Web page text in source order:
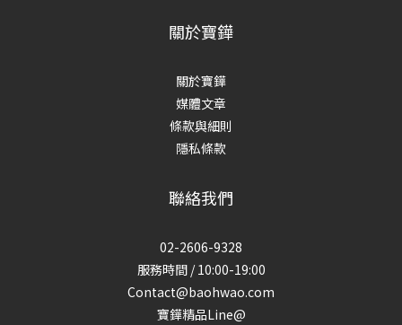
關於寶鏵
關於寶鏵
媒體文章
條款與細則
隱私條款
聯絡我們
02-2606-9328
服務時間 / 10:00-19:00
Contact@baohwao.com
寶鏵精品Line@